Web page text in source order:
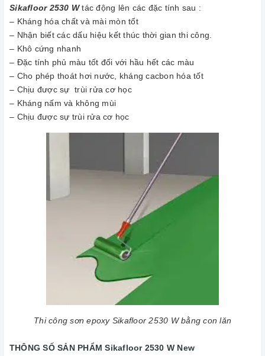
Sikafloor 2530 Wtác động lên các đặc tính sau :
– Kháng hóa chất và mài mòn tốt
– Nhận biết các dấu hiệu kết thúc thời gian thi công.
– Khô cứng nhanh
– Đặc tính phủ màu tốt đối với hầu hết các màu
– Cho phép thoát hơi nước, kháng cacbon hóa tốt
– Chịu được sự trùi rửa cơ học
– Kháng nấm và không mùi
– Chịu được sự trùi rửa cơ học
Thi công sơn epoxy Sikafloor 2530 W bằng con lăn
THÔNG SỐ SẢN PHẨM Sikafloor 2530 W New